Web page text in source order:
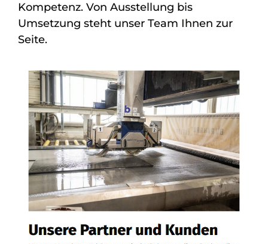
Kompetenz. Von Ausstellung bis
Umsetzung steht unser Team Ihnen zur
Seite.